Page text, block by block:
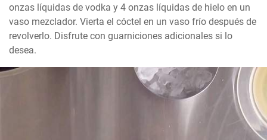
onzas líquidas de vodka y 4 onzas líquidas de hielo en un
vaso mezclador. Vierta el cóctel en un vaso frío después de
revolverlo. Disfrute con guarniciones adicionales si lo
desea.